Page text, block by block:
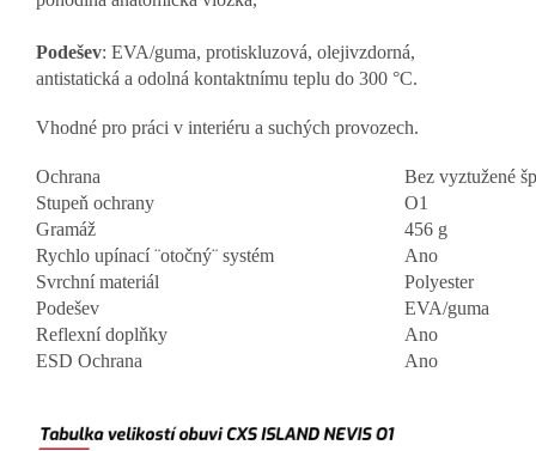
Podešev: EVA/guma, protiskluzová, olejivzdorná,
antistatická a odolná kontaktnímu teplu do 300 °C.
Vhodné pro práci v interiéru a suchých provozech.
Ochrana
Bez vyztužené
Stupeň ochrany
O1
Gramáž
456 g
Rychlo upínací ¨otočný¨ systém
Ano
Svrchní materiál
Polyester
Podešev
EVA/guma
Reflexní doplňky
Ano
ESD Ochrana
Ano